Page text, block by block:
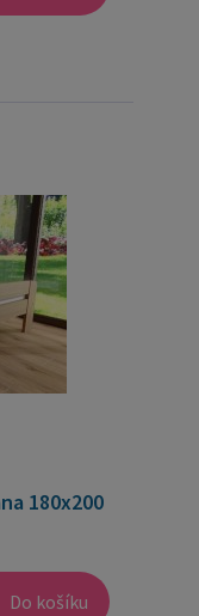
180x200
Do košíku